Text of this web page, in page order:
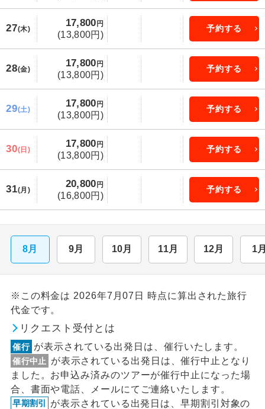
27(木)
17,800 円
(13,800円)
予約する
28(金)
17,800 円
(13,800円)
予約する
29(土)
17,800 円
(13,800円)
予約する
30(日)
17,800 円
(13,800円)
予約する
31(月)
20,800 円
(16,800円)
予約する
8月 9月 10月 11月 12月 1
※この料金は 2026年7月07日 時点に算出された旅行
代金です。
リクエスト受付とは
催行 が表示されている出発日は、催行いたします。
催行中止
が表示されている出発日は、催行中止となり
ました。お申込み済みのツアーが催行中止になった場
合、書面や電話、メールにてご連絡いたします。
早期割引
が表示されている出発日は、早期割引対象の